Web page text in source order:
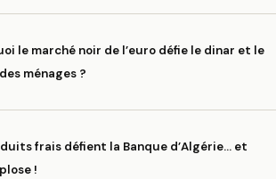
le marché noir de l’euro défie le dinar et le
ménages ?
frais défient la Banque d’Algérie… et
!